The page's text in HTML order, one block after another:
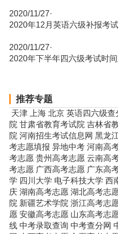
2020/11/27·
2020年12月英语六级补报考
2020/11/27·
2020年下半年四六级考试时
推荐专题
天津 上海 北京 英语四六级查
院 甘肃省教育考试院 吉林省
院 河南招生考试信息网 黑龙
考志愿填报 异地中考 河南高
考志愿 贵州高考志愿 云南高
考志愿 广西高考志愿 广东高
学 四川大学 电子科技大学 西
庆 湖南高考志愿 湖北高考志
院 新疆艺术学院 浙江高考志
愿 安徽高考志愿 山东高考志
线 中考录取查询 中考查分网